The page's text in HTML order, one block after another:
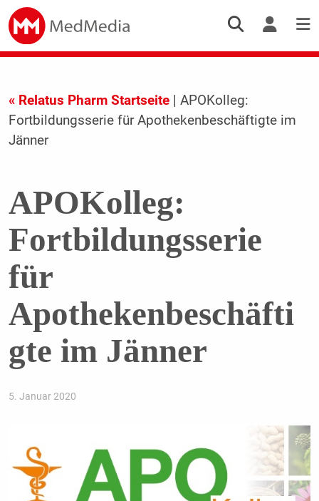
« Relatus Pharm Startseite| APOKolleg:
Fortbildungsserie für Apothekenbeschäftigte im
Jänner
APOKolleg:
Fortbildungsserie
für
Apothekenbeschäfti
gte im Jänner
5. Januar 2020